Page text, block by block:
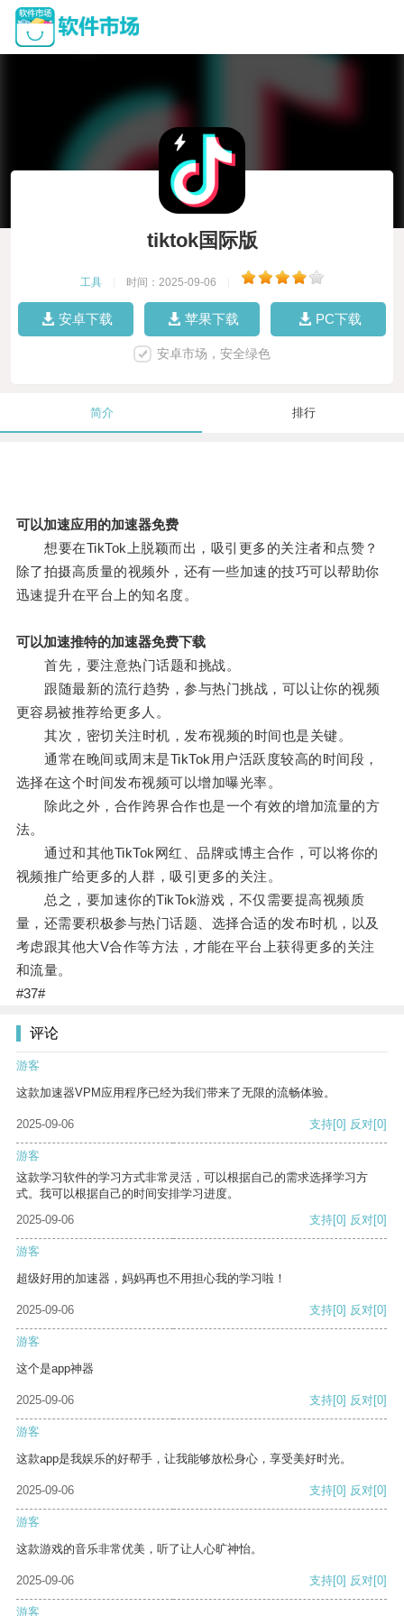
tiktok国际版
工具 时间：2025-09-06
安卓下载 苹果下载 PC下载
安卓市场，安全绿色
简介 排行
可以加速应用的加速器免费
想要在TikTok上脱颖而出，吸引更多的关注者和点赞？
除了拍摄高质量的视频外，还有一些加速的技巧可以帮助你
迅速提升在平台上的知名度。
可以加速推特的加速器免费下载
首先，要注意热门话题和挑战。
跟随最新的流行趋势，参与热门挑战，可以让你的视频
更容易被推荐给更多人。
其次，密切关注时机，发布视频的时间也是关键。
通常在晚间或周末是TikTok用户活跃度较高的时间段，
选择在这个时间发布视频可以增加曝光率。
除此之外，合作跨界合作也是一个有效的增加流量的方
法。
通过和其他TikTok网红、品牌或博主合作，可以将你的
视频推广给更多的人群，吸引更多的关注。
总之，要加速你的TikTok游戏，不仅需要提高视频质
量，还需要积极参与热门话题、选择合适的发布时机，以及
考虑跟其他大V合作等方法，才能在平台上获得更多的关注
和流量。
#37#
评论
游客
这款加速器VPM应用程序已经为我们带来了无限的流畅体验。
2025-09-06 支持[0] 反对[0]
游客
这款学习软件的学习方式非常灵活，可以根据自己的需求选择学习方
式。我可以根据自己的时间安排学习进度。
2025-09-06
支持[0] 反对[0]
游客
超级好用的加速器，妈妈再也不用担心我的学习啦！
2025-09-06 支持[0] 反对[0]
游客
这个是app神器
2025-09-06 支持[0] 反对[0]
游客
这款app是我娱乐的好帮手，让我能够放松身心，享受美好时光。
2025-09-06 支持[0] 反对[0]
游客
这款游戏的音乐非常优美，听了让人心旷神怡。
2025-09-06 支持[0] 反对[0]
游客